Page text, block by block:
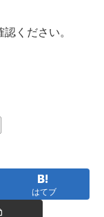
ください。
はてブ